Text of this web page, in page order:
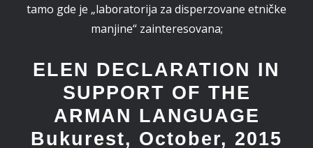
tamo gde je „labоratorija za disperzovane etničke
manjine“ zainteresovana;
ELEN DECLARATION IN
SUPPORT OF THE
ARMAN LANGUAGE
Bukurest, October, 2015